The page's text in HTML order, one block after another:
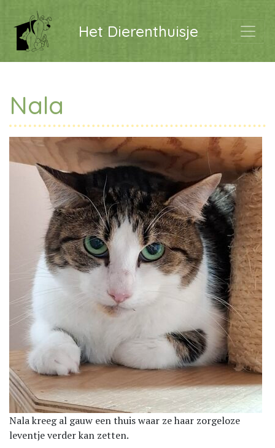
Het Dierenthuisje
Nala
Nala kreeg al gauw een thuis waar ze haar zorgeloze
leventje verder kan zetten.